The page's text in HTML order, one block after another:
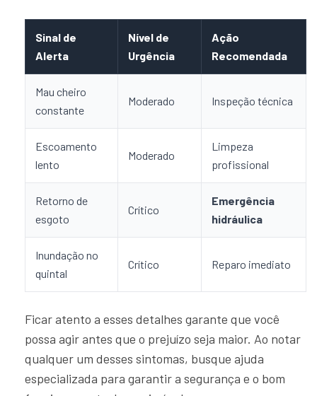
Sinal de
Alerta
Nível de
Urgência
Ação
Recomendada
Mau cheiro
constante
Moderado Inspeção técnica
Escoamento
lento
Moderado
Limpeza
profissional
Retorno de
esgoto
Crítico
Emergência
hidráulica
Inundação no
quintal
Crítico Reparo imediato
Ficar atento a esses detalhes garante que você
possa agir antes que o prejuízo seja maior. Ao notar
qualquer um desses sintomas, busque ajuda
especializada para garantir a segurança e o bom